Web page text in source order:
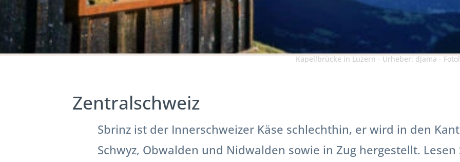
Kapellbrücke in Luzern - Urheber: djama -
Zentralschweiz
Sbrinz ist der Innerschweizer Käse schlechthin, er wird in den
Schwyz, Obwalden und Nidwalden sowie in Zug hergestellt. Lesen